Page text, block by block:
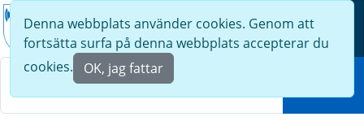
Denna webbplats använder cookies. Genom att
fortsätta surfa på denna webbplats accepterar du
cookies.
OK, jag fattar
Meny